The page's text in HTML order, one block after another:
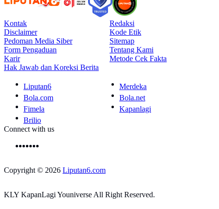
Kontak
Redaksi
Disclaimer
Kode Etik
Pedoman Media Siber
Sitemap
Form Pengaduan
Tentang Kami
Karir
Metode Cek Fakta
Hak Jawab dan Koreksi Berita
Liputan6
Merdeka
Bola.com
Bola.net
Fimela
Kapanlagi
Brilio
Connect with us
Copyright © 2026 Liputan6.com
KLY KapanLagi Youniverse All Right Reserved.